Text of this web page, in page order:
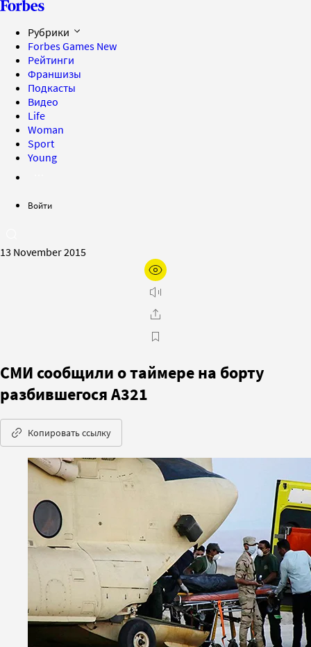
Рубрики
Forbes Games New
Рейтинги
Франшизы
Подкасты
Видео
Life
Woman
Sport
Young
Войти
13 November 2015
СМИ сообщили о таймере на борту
разбившегося А321
Копировать ссылку